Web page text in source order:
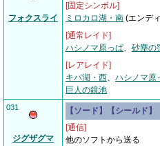
フォクスライ
[固定シンボル]
ミロカロ湖・南 (エンデ
[通常レイド]
ハシノマ原っぱ、 砂塵の
[レアレイド]
キバ湖・西、 ハシノマ原
巨人の鏡池
031
ジグザグマ
【ソード】【シールド】
[通信]
他のソフトから送る